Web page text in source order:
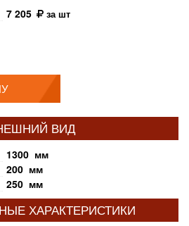
7 205 за шт
ВИД
1300 мм
200 мм
250 мм
ХАРАКТЕРИСТИКИ